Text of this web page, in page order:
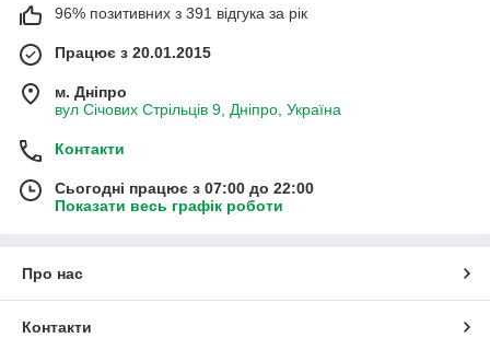
96% позитивних з 391 відгука за рік
Працює з 20.01.2015
м. Дніпро
вул Січових Стрільців 9, Дніпро, Україна
Контакти
Сьогодні працює з 07:00 до 22:00
Показати весь графік роботи
Про нас
Контакти